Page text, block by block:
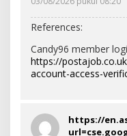
References:
Candy96 member
https://
account-access-
https://